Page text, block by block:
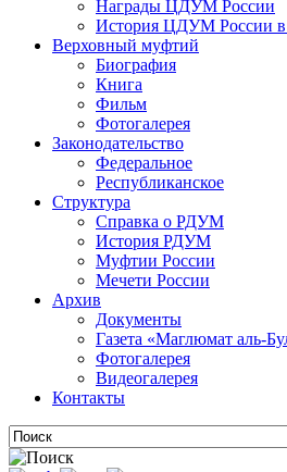
Награды ЦДУМ России
История ЦДУМ России в
Верховный муфтий
Биография
Книга
Фильм
Фотогалерея
Законодательство
Федеральное
Республиканское
Структура
Справка о РДУМ
История РДУМ
Муфтии России
Мечети России
Архив
Документы
Газета «Маглюмат аль-
Фотогалерея
Видеогалерея
Контакты